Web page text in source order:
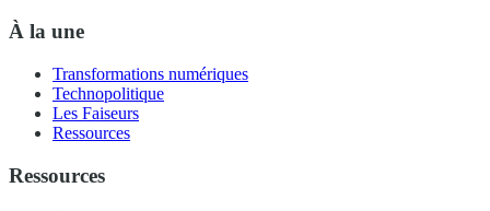
À la une
Transformations numériques
Technopolitique
Les Faiseurs
Ressources
Ressources